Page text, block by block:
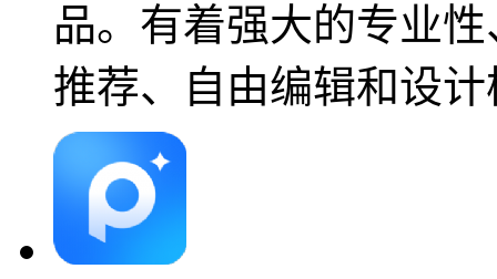
品。有着强大的专业
推荐、自由编辑和设